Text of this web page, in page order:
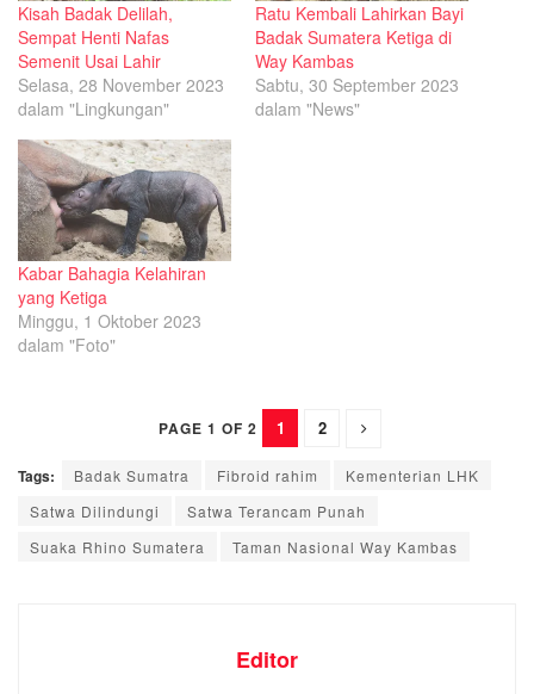
Kisah Badak Delilah,
Sempat Henti Nafas
Semenit Usai Lahir
Selasa, 28 November 2023
dalam "Lingkungan"
Ratu Kembali Lahirkan Bayi
Badak Sumatera Ketiga di
Way Kambas
Sabtu, 30 September 2023
dalam "News"
Kabar Bahagia Kelahiran
yang Ketiga
Minggu, 1 Oktober 2023
dalam "Foto"
PAGE 1 OF 2 1 2
Tags: Badak Sumatra Fibroid rahim
Kementerian LHK
Satwa Dilindungi
Satwa Terancam Punah
Suaka Rhino Sumatera
Taman Nasional Way Kambas
Editor